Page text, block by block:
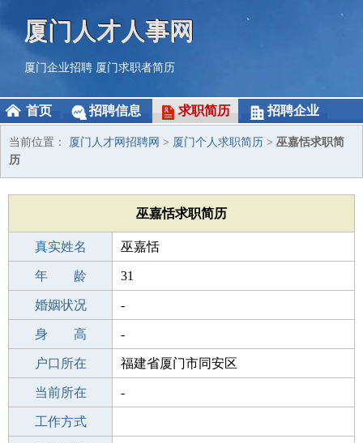
厦门人才人事网
厦门企业招聘 厦门求职者简历
首页 招聘信息 求职简历 招聘企业
当前位置： 厦门人才网招聘网 > 厦门个人求职简历 > 巫嘉恬求职简
历
巫嘉恬求职简历
真实姓名 巫嘉恬
性 别 女
年 龄 31
出生年月 1995-03-31
婚姻状况 -
学 历 高中
身 高 -
毕业学校 抚顺第七高级中学
户口所在 福建省厦门市同安区
所学专业 -
当前所在 -
工作经验
工作方式